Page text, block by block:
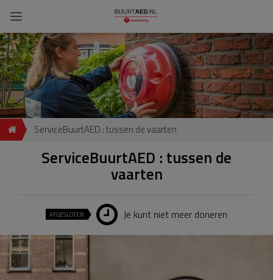
ServiceBuurtAED : tussen de vaarten
ServiceBuurtAED : tussen de
vaarten
AFGESLOTEN Je kunt niet meer doneren